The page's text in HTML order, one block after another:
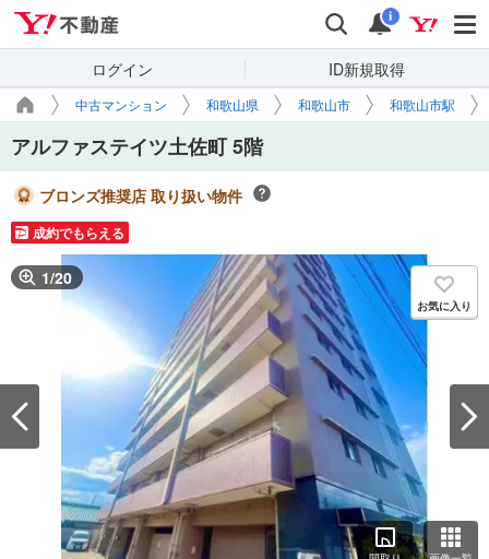
検索 通知
i
ログイン ID新規取得
中古マンション 和歌山県 和歌山市 和歌山市駅
アルファステイツ土佐町 5階
ブロンズ推奨店 取り扱い物件
成約でもらえる
1/20
お気に入り